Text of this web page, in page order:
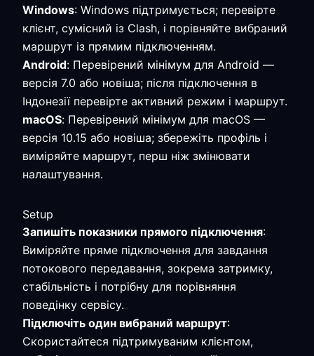
Windows: Windows підтримується; перевірте
клієнт, сумісний із Clash, і порівняйте вибраний
маршрут із прямим підключенням.
Android: Перевірений мінімум для Android —
версія 7.0 або новіша; після підключення в
Індонезії перевірте активний режим і маршрут.
macOS: Перевірений мінімум для macOS —
версія 10.15 або новіша; збережіть профіль і
виміряйте маршрут, перш ніж змінювати
налаштування.
Setup
Запишіть показники прямого підключення:
Виміряйте пряме підключення для завдання
потокового передавання, зокрема затримку,
стабільність і потрібну для порівняння
поведінку сервісу.
Підключіть один вибраний маршрут:
Скористайтеся підтримуваним клієнтом,